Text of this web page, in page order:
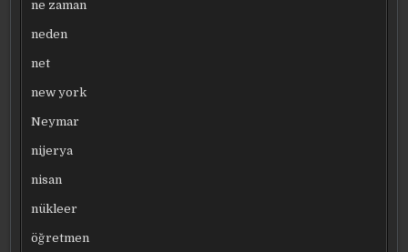
ne zaman
neden
net
new york
Neymar
nijerya
nisan
nükleer
öğretmen